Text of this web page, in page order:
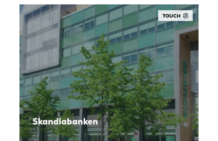
TOUCH
Skandiabanken